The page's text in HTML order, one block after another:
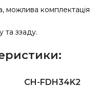
можлива комплектація
та ззаду.
CH-FDH34K2